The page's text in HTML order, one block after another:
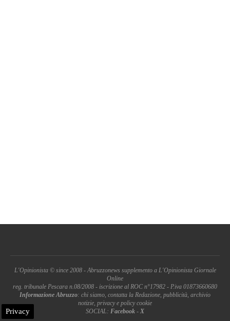
L'Opinionista © since 2008 - Abruzzonews supplemento a L'Opinionista Giornale
Online
reg. tribunale Pescara n.08/2008 - iscrizione al ROC n°17982 - P.iva 01873660680
Informazione Abruzzo: chi siamo, contatta la Redazione, pubblicità, archivio
notizie, privacy e policy cookie
SOCIAL: Facebook - X
Privacy